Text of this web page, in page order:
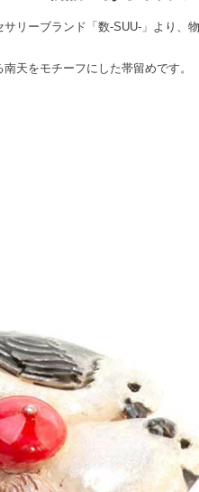
リーブランド「数-SUU-」より、
天をモチーフにした帯留めです。